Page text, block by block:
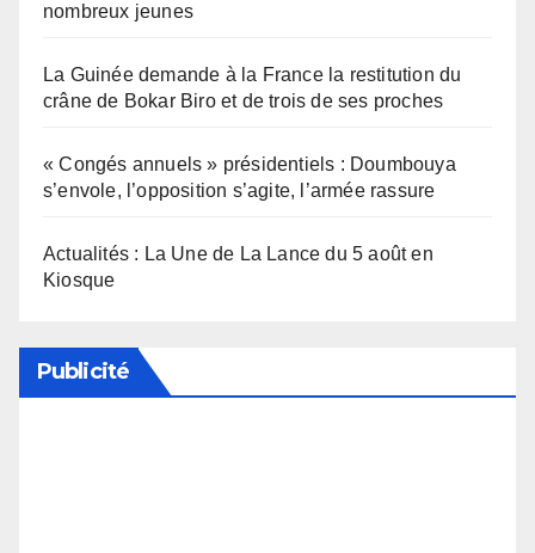
nombreux jeunes
La Guinée demande à la France la restitution du
crâne de Bokar Biro et de trois de ses proches
« Congés annuels » présidentiels : Doumbouya
s’envole, l’opposition s’agite, l’armée rassure
Actualités : La Une de La Lance du 5 août en
Kiosque
Publicité